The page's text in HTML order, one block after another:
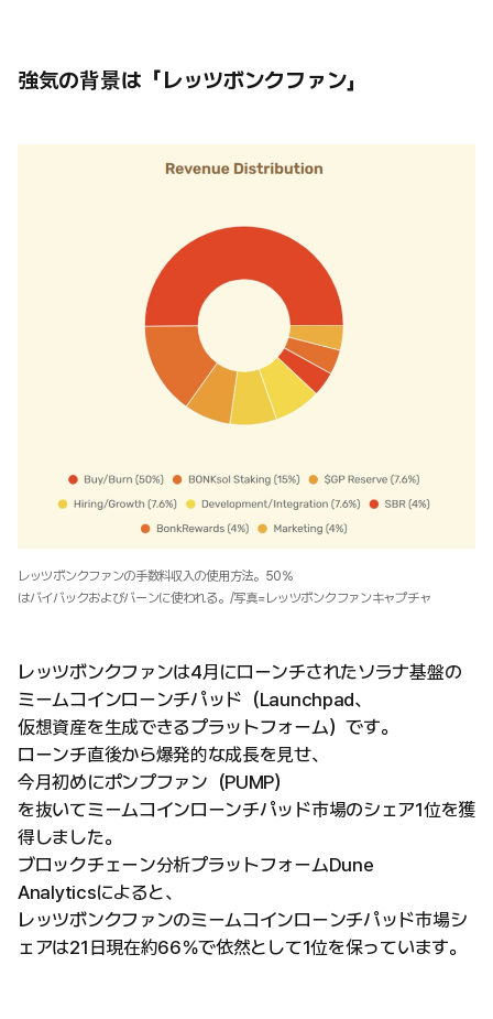
強気の背景は「レッツボンクファン」
レッツボンクファンの手数料収入の使用方法。50％
はバイバックおよびバーンに使われる。/写真=レッツボンクファンキャプチャ
レッツボンクファンは4月にローンチされたソラナ基盤の
ミームコインローンチパッド（Launchpad、
仮想資産を生成できるプラットフォーム）です。
ローンチ直後から爆発的な成長を見せ、
今月初めにポンプファン（PUMP）
を抜いてミームコインローンチパッド市場のシェア1位を獲
得しました。
ブロックチェーン分析プラットフォームDune
Analyticsによると、
レッツボンクファンのミームコインローンチパッド市場シ
ェアは21日現在約66％で依然として1位を保っています。